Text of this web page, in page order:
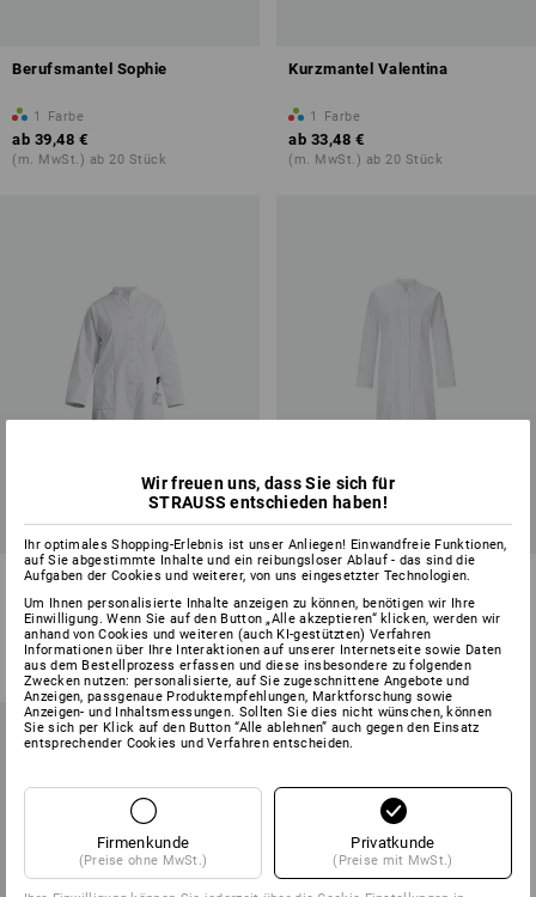
Berufsmantel Sophie
1 Farbe
ab 39,48 €
(m. MwSt.) ab 20 Stück
Kurzmantel Valentina
1 Farbe
ab 33,48 €
(m. MwSt.) ab 20 Stück
Berufsmantel Regine
1 Farbe
ab 26,28 €
(m. MwSt.) ab 20 Stück
Damen Berufsmantel Linda
1 Farbe
ab 37,08 €
(m. MwSt.) ab 20 Stück
Wir freuen uns, dass Sie sich für
STRAUSS entschieden haben!
Ihr optimales Shopping-Erlebnis ist unser Anliegen! Einwandfreie Funktionen,
auf Sie abgestimmte Inhalte und ein reibungsloser Ablauf - das sind die
Aufgaben der Cookies und weiterer, von uns eingesetzter Technologien.
Um Ihnen personalisierte Inhalte anzeigen zu können, benötigen wir Ihre
Einwilligung. Wenn Sie auf den Button „Alle akzeptieren“ klicken, werden wir
anhand von Cookies und weiteren (auch KI-gestützten) Verfahren
Informationen über Ihre Interaktionen auf unserer Internetseite sowie Daten
aus dem Bestellprozess erfassen und diese insbesondere zu folgenden
Zwecken nutzen: personalisierte, auf Sie zugeschnittene Angebote und
Anzeigen, passgenaue Produktempfehlungen, Marktforschung sowie
Anzeigen- und Inhaltsmessungen. Sollten Sie dies nicht wünschen, können
Sie sich per Klick auf den Button “Alle ablehnen” auch gegen den Einsatz
entsprechender Cookies und Verfahren entscheiden.
Firmenkunde
(Preise ohne MwSt.)
Privatkunde
(Preise mit MwSt.)